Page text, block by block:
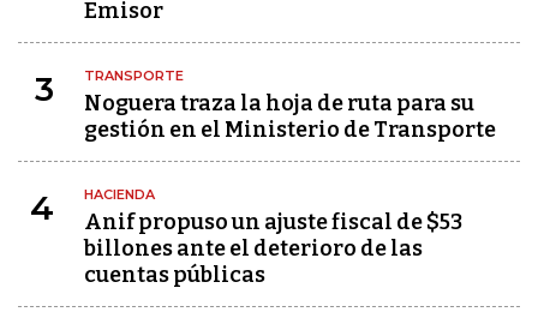
Emisor
3 TRANSPORTE
Noguera traza la hoja de ruta para su
gestión en el Ministerio de Transporte
4 HACIENDA
Anif propuso un ajuste fiscal de $53
billones ante el deterioro de las
cuentas públicas